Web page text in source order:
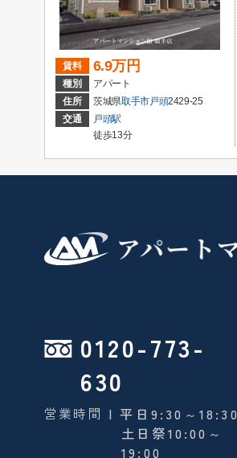
賃料 6.9万円
種別
アパート
住所
茨城県取手市戸頭2429-25
交通
戸頭駅
徒歩13分
0120-773-
630
営業時間 | 平日9:30～18:30
土日祭10:00～
19:00